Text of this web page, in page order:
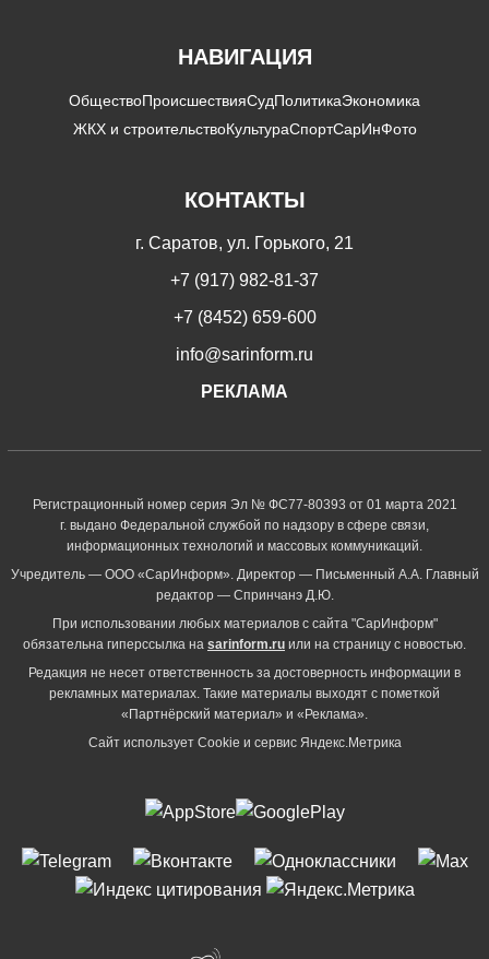
НАВИГАЦИЯ
ОбществоПроисшествияСудПолитикаЭкономика
ЖКХ и строительствоКультураСпортСарИнФото
КОНТАКТЫ
г. Саратов, ул. Горького, 21
+7 (917) 982-81-37
+7 (8452) 659-600
info@sarinform.ru
РЕКЛАМА
Регистрационный номер серия Эл № ФС77-80393 от 01 марта 2021
г. выдано Федеральной службой по надзору в сфере связи,
информационных технологий и массовых коммуникаций.
Учредитель — ООО «СарИнформ». Директор — Письменный А.А. Главный
редактор — Спринчанэ Д.Ю.
При использовании любых материалов с сайта "СарИнформ"
обязательна гиперссылка на sarinform.ru или на страницу с новостью.
Редакция не несет ответственность за достоверность информации в
рекламных материалах. Такие материалы выходят с пометкой
«Партнёрский материал» и «Реклама».
Сайт использует Cookie и сервиc Яндекс.Метрика